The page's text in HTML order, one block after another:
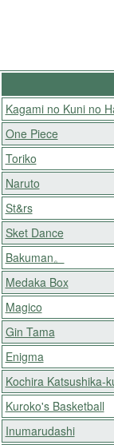
Kagami no Kuni no
One Piece
Toriko
Naruto
St&rs
Sket Dance
Bakuman。
Medaka Box
Magico
Gin Tama
Enigma
Kochira Katsushika-
Kuroko's Basketball
Inumarudashi